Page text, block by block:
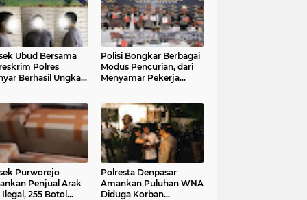
Ubud Bersama
Polres
Berhasil Ungkap
Polisi Bongkar Berbagai
Modus Pencurian, dari
Menyamar Pekerja
Purworejo
Penjual Arak
Ilegal, 255 Botol
Polresta Denpasar
Amankan Puluhan WNA
Diduga Korban